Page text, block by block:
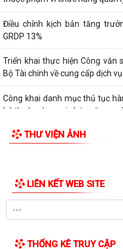
Điều chỉnh kịch bản tăng
GRDP 13%
Triển khai thực hiện Công văn
Bộ Tài chính về cung cấp dịch vụ...
Công khai danh mục thủ tục
bỏ thuộc phạm vi chức năng
THƯ VIỆN ẢNH